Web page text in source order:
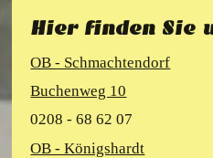
Hier finden Sie
OB - Schmachtendorf
Buchenweg 10
0208 - 68 62 07
OB - Königshardt